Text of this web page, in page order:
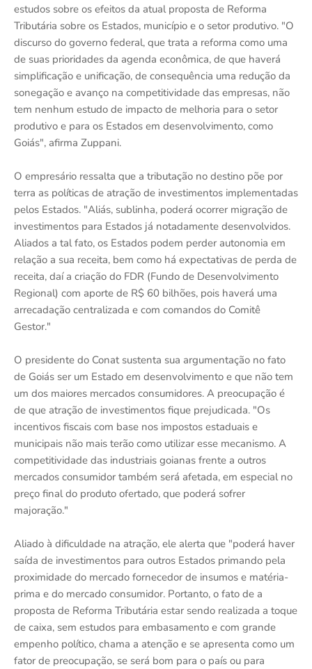
estudos sobre os efeitos da atual proposta de Reforma
Tributária sobre os Estados, município e o setor produtivo. "O
discurso do governo federal, que trata a reforma como uma
de suas prioridades da agenda econômica, de que haverá
simplificação e unificação, de consequência uma redução da
sonegação e avanço na competitividade das empresas, não
tem nenhum estudo de impacto de melhoria para o setor
produtivo e para os Estados em desenvolvimento, como
Goiás", afirma Zuppani.
O empresário ressalta que a tributação no destino põe por
terra as políticas de atração de investimentos implementadas
pelos Estados. "Aliás, sublinha, poderá ocorrer migração de
investimentos para Estados já notadamente desenvolvidos.
Aliados a tal fato, os Estados podem perder autonomia em
relação a sua receita, bem como há expectativas de perda de
receita, daí a criação do FDR (Fundo de Desenvolvimento
Regional) com aporte de R$ 60 bilhões, pois haverá uma
arrecadação centralizada e com comandos do Comitê
Gestor."
O presidente do Conat sustenta sua argumentação no fato
de Goiás ser um Estado em desenvolvimento e que não tem
um dos maiores mercados consumidores. A preocupação é
de que atração de investimentos fique prejudicada. "Os
incentivos fiscais com base nos impostos estaduais e
municipais não mais terão como utilizar esse mecanismo. A
competitividade das industriais goianas frente a outros
mercados consumidor também será afetada, em especial no
preço final do produto ofertado, que poderá sofrer
majoração."
Aliado à dificuldade na atração, ele alerta que "poderá haver
saída de investimentos para outros Estados primando pela
proximidade do mercado fornecedor de insumos e matéria-
prima e do mercado consumidor. Portanto, o fato de a
proposta de Reforma Tributária estar sendo realizada a toque
de caixa, sem estudos para embasamento e com grande
empenho político, chama a atenção e se apresenta como um
fator de preocupação, se será bom para o país ou para